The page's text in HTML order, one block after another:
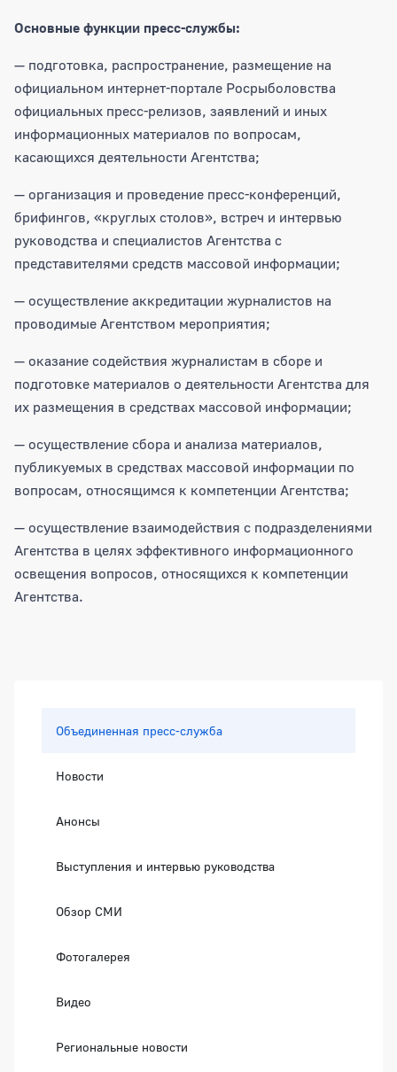
Основные функции пресс-службы:
— подготовка, распространение, размещение на
официальном интернет-портале Росрыболовства
официальных пресс-релизов, заявлений и иных
информационных материалов по вопросам,
касающихся деятельности Агентства;
— организация и проведение пресс-конференций,
брифингов, «круглых столов», встреч и интервью
руководства и специалистов Агентства с
представителями средств массовой информации;
— осуществление аккредитации журналистов на
проводимые Агентством мероприятия;
— оказание содействия журналистам в сборе и
подготовке материалов о деятельности Агентства для
их размещения в средствах массовой информации;
— осуществление сбора и анализа материалов,
публикуемых в средствах массовой информации по
вопросам, относящимся к компетенции Агентства;
— осуществление взаимодействия с подразделениями
Агентства в целях эффективного информационного
освещения вопросов, относящихся к компетенции
Агентства.
Объединенная пресс-служба
Новости
Анонсы
Выступления и интервью руководства
Обзор СМИ
Фотогалерея
Видео
Региональные новости